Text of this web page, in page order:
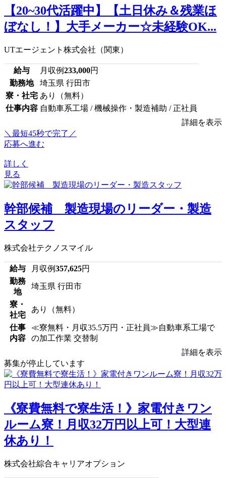
【20~30代活躍中】【土日休み＆残業ほ
ぼなし！】大手メーカー☆未経験OK...
UTエージェント株式会社（関東）
給与 月収例233,000円
勤務地
埼玉県 行田市
寮・社宅 あり（無料）
仕事内容 自動車系工場 / 機械操作・製造補助 / 正社員
詳細を表示
＼最短45秒で完了／
応募へ進む
詳しく
見る
幹部候補 製造現場のリーダー・製造
スタッフ
株式会社テクノスマイル
給与 月収例357,625円
勤務
地
埼玉県 行田市
寮・
社宅
あり（無料）
仕事
内容
≪寮無料・月収35.5万円・正社員≫自動車系工場で
の加工作業 交替制
詳細を表示
募集が停止しています
《寮費無料で寮生活！》家電付きワン
ルーム寮！月収32万円以上可！大型連
休あり！
株式会社綜合キャリアオプション